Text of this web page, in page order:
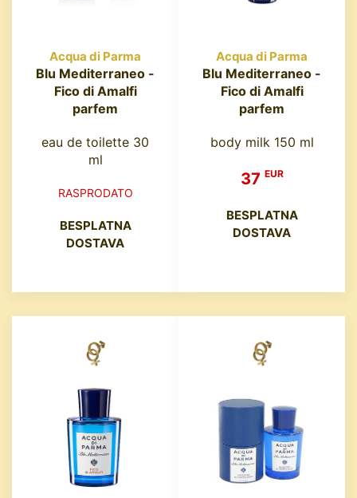
Acqua di Parma
Blu Mediterraneo -
Fico di Amalfi
parfem
eau de toilette 30
ml
RASPRODATO
BESPLATNA
DOSTAVA
Acqua di Parma
Blu Mediterraneo -
Fico di Amalfi
parfem
body milk 150 ml
37 EUR
BESPLATNA
DOSTAVA